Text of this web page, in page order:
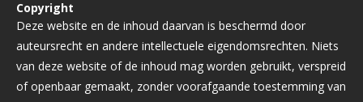
Copyright
Deze website en de inhoud daarvan is beschermd door
auteursrecht en andere intellectuele eigendomsrechten. Niets
van deze website of de inhoud mag worden gebruikt, verspreid
of openbaar gemaakt, zonder voorafgaande toestemming van